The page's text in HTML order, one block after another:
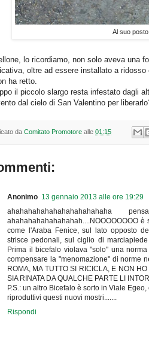
Al suo
lo ricordiamo, non solo aveva una
oltre ad essere installato a
ha retto.
il piccolo slargo resta infestato dagli
dal cielo di San Valentino per
da Comitato Promotore alle 01:15
Anonimo 13 gennaio 2013 alle ore 19:29
ahahahahahahahahah....NOOOOOOOO
come l'Araba Fenice, sul lato opposto
strisce pedonali, sul ciglio di
Prima il bicefalo violava "solo" una
compensare la "menomazione" di norme
ROMA, MA TUTTO SI RICICLA, E NON
SIA RINATA DA QUALCHE PARTE LI
P.S.: un altro Bicefalo è sorto in Viale
riproduttivi questi nuovi mostri.......
Rispondi